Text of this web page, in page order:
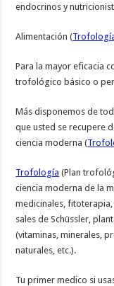
endocrinos y
Alimentación (
Para la mayor eficacia
trofológico básico o
Más disponemos de
que usted se recupere
ciencia moderna (
Trofología (Plan
ciencia moderna de la
medicinales,
sales de Schüssler,
(vitaminas, minerales,
naturales, etc.).
Tu primer medico si